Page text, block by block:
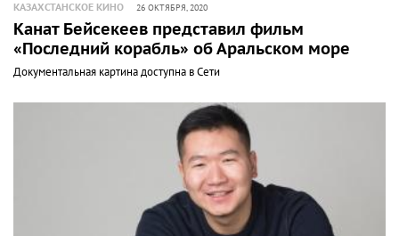
КАЗАХСТАНСКОЕ КИНО 26 ОКТЯБРЯ, 2020
Канат Бейсекеев представил фильм
«Последний корабль» об Аральском море
Документальная картина доступна в Сети